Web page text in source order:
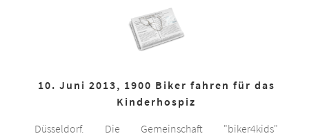
10. Juni 2013, 1900 Biker fahren für das
Kinderhospiz
Düsseldorf. Die Gemeinschaft "biker4kids"